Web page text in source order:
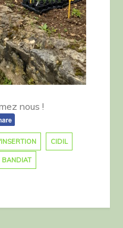
nous !
CIDIL
BANDIAT